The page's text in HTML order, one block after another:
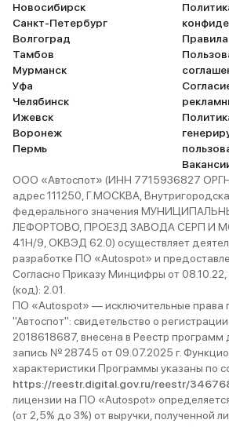
Новосибирск
Санкт-Петербург
Волгоград
Тамбов
Мурманск
Уфа
Челябинск
Ижевск
Воронеж
Пермь
ООО «Автоспот» (ИНН 7715936827
адрес 111250, Г.МОСКВА,
федерального значения
ЛЕФОРТОВО, ПРОЕЗД ЗАВОДА СЕРП И
41Н/9, ОКВЭД 62.0) осуществляет
разработке ПО «Autospot» и
Согласно Приказу Минцифры от 08.10.22,
(код): 2.01.
ПО «Autospot» — исключительные
"Автоспот": свидетельство о
2018618687, внесена в Реестр
запись № 28745 от 09.07.2025 г.
характеристики Программы указаны по
https://reestr.digital.gov.ru/reestr/
лицензии на ПО «Autospot»
(от 2,5% до 3%) от выручки, полученной